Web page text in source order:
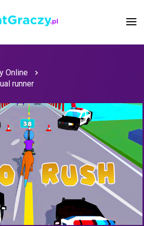
Online
runner